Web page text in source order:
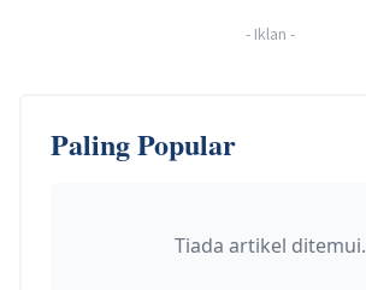
- Iklan -
Paling Popular
Tiada artikel ditemui.